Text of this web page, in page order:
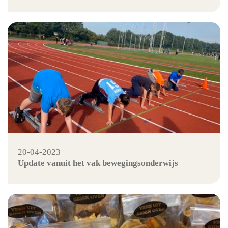
20-04-2023
Update vanuit het vak bewegingsonderwijs